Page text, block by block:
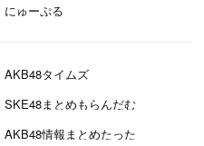
にゅーぷる
AKB48タイムズ
SKE48まとめもらんだむ
AKB48情報まとめたった